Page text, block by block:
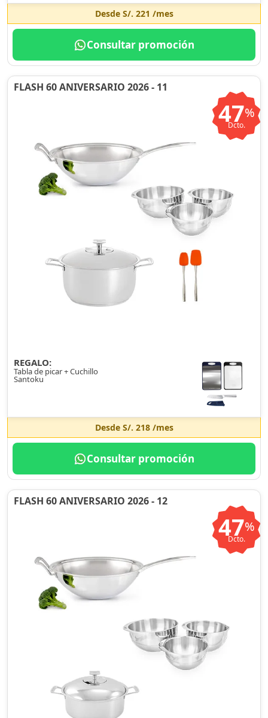
Desde S/. 221 /mes
Consultar promoción
FLASH 60 ANIVERSARIO 2026 - 11
47%
Dcto.
REGALO:
Tabla de picar + Cuchillo
Santoku
Desde S/. 218/mes
Consultar promoción
FLASH 60 ANIVERSARIO 2026 - 12
47%
Dcto.